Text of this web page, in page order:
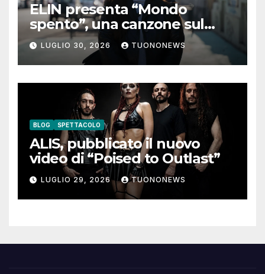
ELIN presenta “Mondo
spento”, una canzone sul
coraggio di lasciare andare i
pensieri negativi
LUGLIO 30, 2026 TUONONEWS
BLOG SPETTACOLO
ALIS, pubblicato il nuovo
video di “Poised to Outlast”
LUGLIO 29, 2026 TUONONEWS